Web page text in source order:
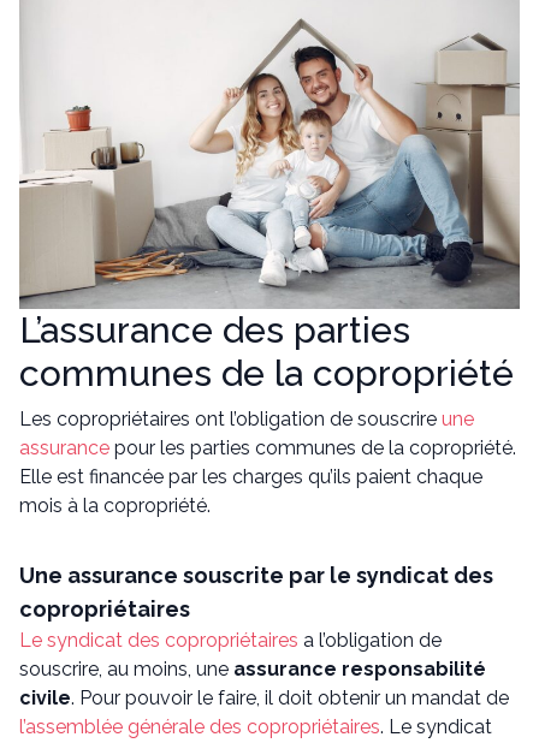
L’assurance des parties
communes de la copropriété
Les copropriétaires ont l’obligation de souscrire une
assurance pour les parties communes de la copropriété.
Elle est financée par les charges qu’ils paient chaque
mois à la copropriété.
Une assurance souscrite par le syndicat des
copropriétaires
Le syndicat des copropriétaires a l’obligation de
souscrire, au moins, une assurance responsabilité
civile. Pour pouvoir le faire, il doit obtenir un mandat de
l’assemblée générale des copropriétaires. Le syndicat